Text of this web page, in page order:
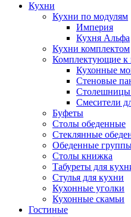
Кухни
Кухни по модулям
Империя
Кухня Альфа
Кухни комплектом
Комплектующие к
Кухонные
Стеновые
Смесители
Буфеты
Столы обеденные
Стеклянные
Обеденные
Столы книжка
Табуреты для
Стулья для кухни
Кухонные уголки
Кухонные скамьи
Гостиные